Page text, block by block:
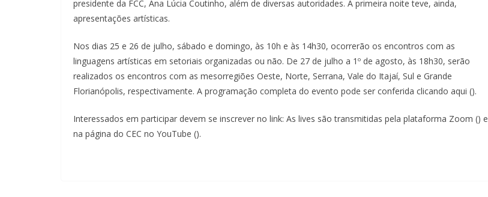
t
i
e
s
presidente da FCC, Ana Lúcia Coutinho, além de diversas autoridades. A primeira noite teve, ainda,
apresentações artísticas.
Nos dias 25 e 26 de julho, sábado e domingo, às 10h e às 14h30, ocorrerão os encontros com as
linguagens artísticas em setoriais organizadas ou não. De 27 de julho a 1º de agosto, às 18h30, serão
realizados os encontros com as mesorregiões Oeste, Norte, Serrana, Vale do Itajaí, Sul e Grande
Florianópolis, respectivamente. A programação completa do evento pode ser conferida clicando aqui ().
Interessados em participar devem se inscrever no link: As lives são transmitidas pela plataforma Zoom () e
na página do CEC no YouTube ().